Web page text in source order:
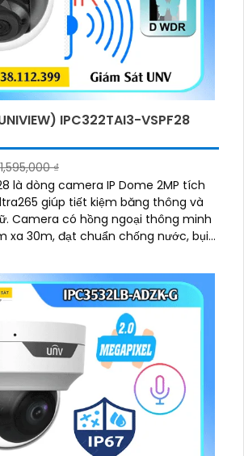
IPC322TAI3-VSPF28
1,595,000 ₫
là dòng camera IP Dome 2MP tích
giúp tiết kiệm băng thông và
xa 30m, đạt chuẩn chống nước, bụi
hỗ trợ PoE giúp lắp đặt dễ dàng và